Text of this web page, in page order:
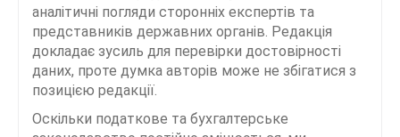
аналітичні погляди сторонніх експертів та
представників державних органів. Редакція
докладає зусиль для перевірки достовірності
даних, проте думка авторів може не збігатися з
позицією редакції.
Оскільки податкове та бухгалтерське